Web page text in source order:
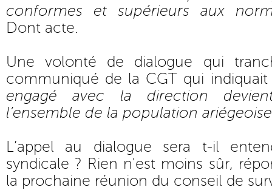
conformes et supérieurs aux
Dont acte.
Une volonté de dialogue qui
communiqué de la CGT qui indiquait
engagé avec la direction
l’ensemble de la population ariégeoise
L’appel au dialogue sera t-il
syndicale ? Rien n'est moins sûr,
la prochaine réunion du conseil de